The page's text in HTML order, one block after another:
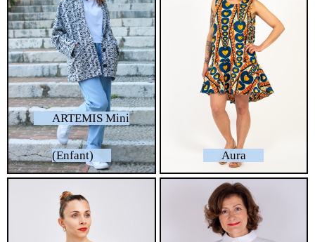
ARTEMIS Mini
(Enfant) Aura